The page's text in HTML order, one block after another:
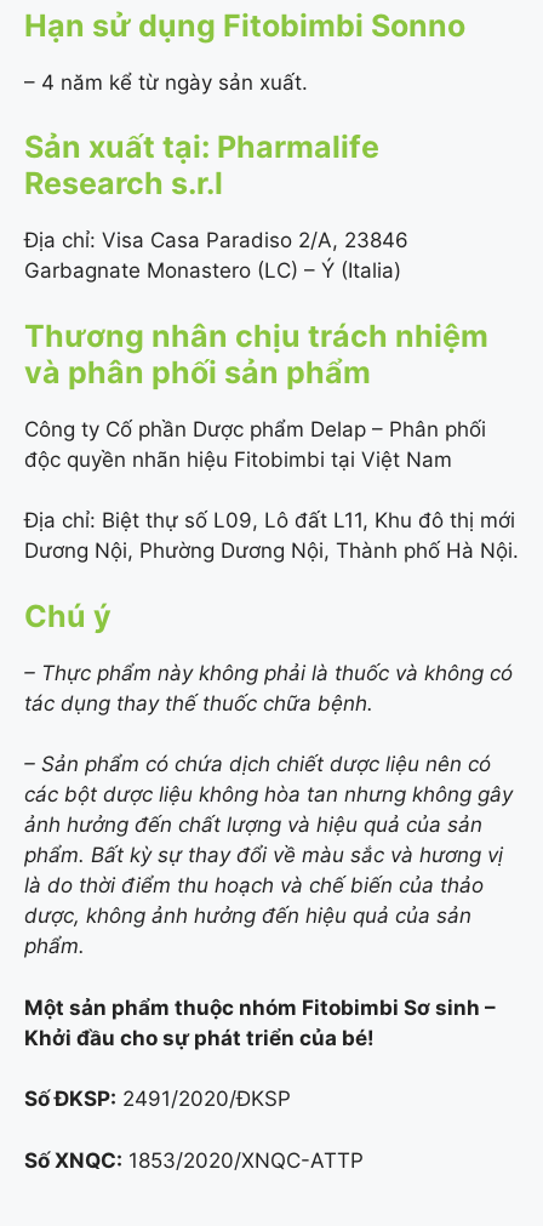
Hạn sử dụng Fitobimbi Sonno
– 4 năm kể từ ngày sản xuất.
Sản xuất tại: Pharmalife
Research s.r.l
Địa chỉ: Visa Casa Paradiso 2/A, 23846
Garbagnate Monastero (LC) – Ý (Italia)
Thương nhân chịu trách nhiệm
và phân phối sản phẩm
Công ty Cố phần Dược phẩm Delap – Phân phối
độc quyền nhãn hiệu Fitobimbi tại Việt Nam
Địa chỉ: Biệt thự số L09, Lô đất L11, Khu đô thị mới
Dương Nội, Phường Dương Nội, Thành phố Hà Nội.
Chú ý
– Thực phẩm này không phải là thuốc và không có
tác dụng thay thế thuốc chữa bệnh.
– Sản phẩm có chứa dịch chiết dược liệu nên có
các bột dược liệu không hòa tan nhưng không gây
ảnh hưởng đến chất lượng và hiệu quả của sản
phẩm. Bất kỳ sự thay đổi về màu sắc và hương vị
là do thời điểm thu hoạch và chế biến của thảo
dược, không ảnh hưởng đến hiệu quả của sản
phẩm.
Một sản phẩm thuộc nhóm Fitobimbi Sơ sinh –
Khởi đầu cho sự phát triển của bé!
Số ĐKSP: 2491/2020/ĐKSP
Số XNQC: 1853/2020/XNQC-ATTP